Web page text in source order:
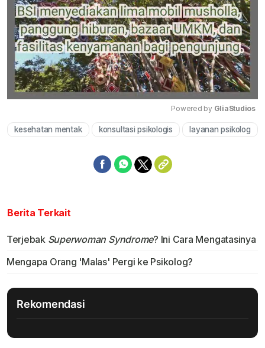
Mute
Powered by GliaStudios
kesehatan mentak konsultasi psikologis layanan psikolog
Berita Terkait
Terjebak Superwoman Syndrome? Ini Cara Mengatasinya
Mengapa Orang 'Malas' Pergi ke Psikolog?
Rekomendasi